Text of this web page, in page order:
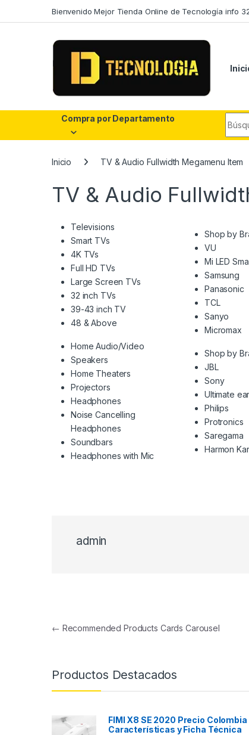
Bienvenido Mejor Tienda Online de Tecnología info
Compra por Departamento
Inicio TV & Audio Fullwidth Megamenu Item
TV & Audio
Televisions
Smart TVs
4K TVs
Full HD TVs
Large Screen TVs
32 inch TVs
39-43 inch TV
48 & Above
Home Audio/Video
Speakers
Home Theaters
Projectors
Headphones
Noise Cancelling
Headphones
Soundbars
Headphones with Mic
Shop by
VU
Mi LED
Samsung
Panasonic
TCL
Sanyo
Micromax
Shop by
JBL
Sony
Ultimate
Philips
Protronics
Saregama
Harmon
admin
Navegación de entradas
← Recommended Products Cards Carousel
Productos Destacados
FIMI X8 SE 2020 Precio Colombia
Características y Ficha Técnica